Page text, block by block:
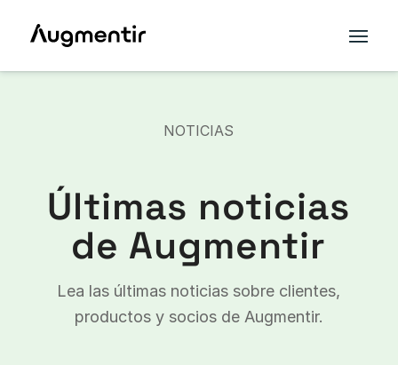
NOTICIAS
Últimas noticias
de Augmentir
Lea las últimas noticias sobre clientes,
productos y socios de Augmentir.